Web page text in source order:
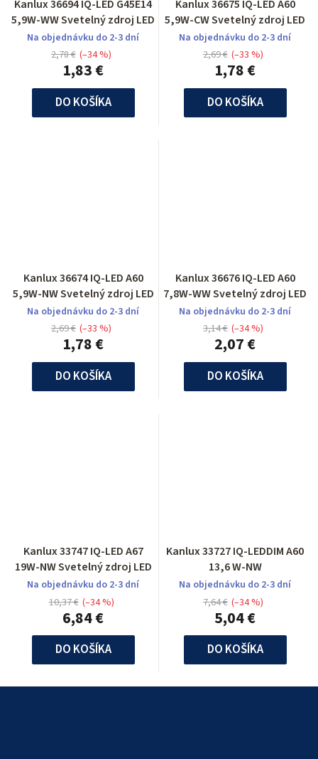
Kanlux 36694 IQ-LED G45E14
5,9W-WW Svetelný zdroj LED
Na objednávku do 2-3 dní
1,83 €
2,78 € (–34 %)
DO KOŠÍKA
Kanlux 36675 IQ-LED A60
5,9W-CW Svetelný zdroj LED
Na objednávku do 2-3 dní
1,78 €
2,69 € (–33 %)
DO KOŠÍKA
Kanlux 36674 IQ-LED A60
5,9W-NW Svetelný zdroj LED
Na objednávku do 2-3 dní
1,78 €
2,69 € (–33 %)
DO KOŠÍKA
Kanlux 36676 IQ-LED A60
7,8W-WW Svetelný zdroj LED
Na objednávku do 2-3 dní
2,07 €
3,14 € (–34 %)
DO KOŠÍKA
Kanlux 33747 IQ-LED A67
19W-NW Svetelný zdroj LED
Na objednávku do 2-3 dní
6,84 €
10,37 € (–34 %)
DO KOŠÍKA
Kanlux 33727 IQ-LEDDIM A60
13,6 W-NW
Na objednávku do 2-3 dní
5,04 €
7,64 € (–34 %)
DO KOŠÍKA